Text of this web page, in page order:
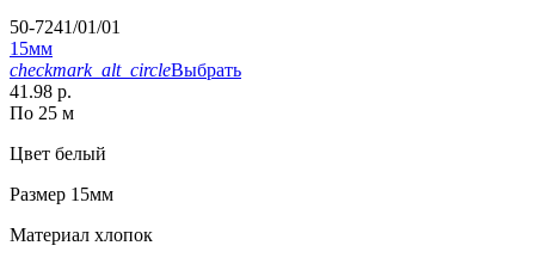
50-7241/01/01
15мм
checkmark_alt_circleВыбрать
41.98 р.
По 25 м
Цвет белый
Размер 15мм
Материал хлопок